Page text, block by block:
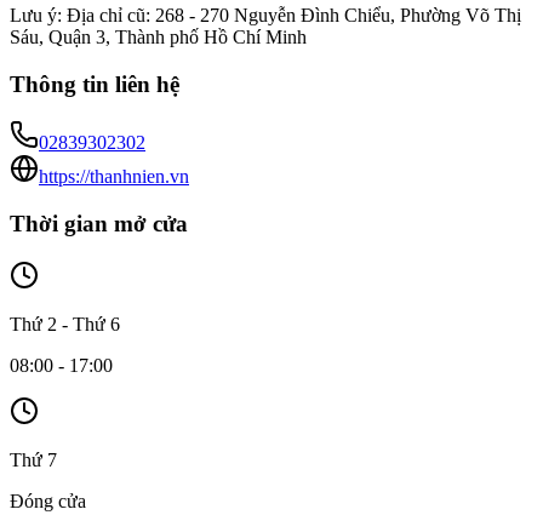
Lưu ý: Địa chỉ cũ: 268 - 270 Nguyễn Đình Chiểu, Phường Võ Thị
Sáu, Quận 3, Thành phố Hồ Chí Minh
Thông tin liên hệ
02839302302
https://thanhnien.vn
Thời gian mở cửa
Thứ 2 - Thứ 6
08:00 - 17:00
Thứ 7
Đóng cửa